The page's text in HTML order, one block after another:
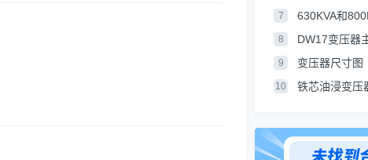
7 630KVA和
8 DW17变压器
9 变压器尺寸图
10 铁芯油浸变压